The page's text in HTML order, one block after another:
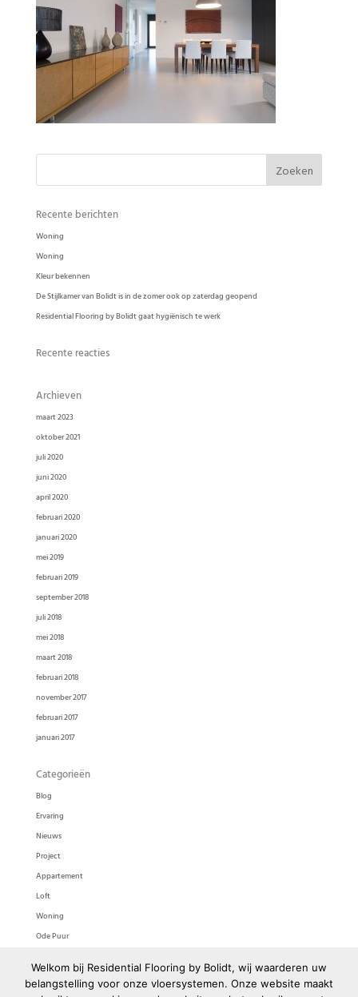
Recente berichten
Woning
Woning
Kleur bekennen
De Stijlkamer van Bolidt is in de zomer ook op zaterdag geopend
Residential Flooring by Bolidt gaat hygiënisch te werk
Recente reacties
Archieven
maart 2023
oktober 2021
juli 2020
juni 2020
april 2020
februari 2020
januari 2020
mei 2019
februari 2019
september 2018
juli 2018
mei 2018
maart 2018
februari 2018
november 2017
februari 2017
januari 2017
Categorieën
Blog
Ervaring
Nieuws
Project
Appartement
Loft
Woning
Ode Puur
Bolidtop 525
Welkom bij Residential Flooring by Bolidt, wij waarderen uw
belangstelling voor onze vloersystemen. Onze website maakt